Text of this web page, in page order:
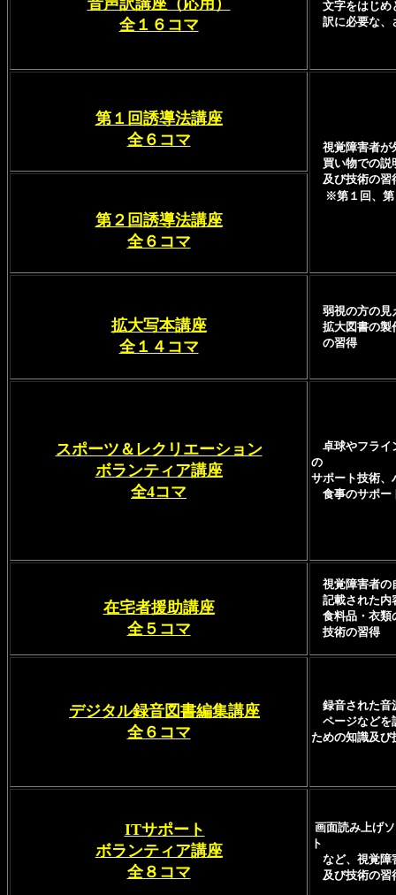
音声訳講座（応用）
全１６コマ
文字をはじめ
訳に必要な、
第１回誘導法講座
全６コマ
視覚障害者が
買い物での説
及び技術の習
※第１回、第
第２回誘導法講座
全６コマ
拡大写本講座
全１４コマ
弱視の方の見
拡大図書の製
の習得
スポーツ＆レクリエーション
ボランティア講座
全4コマ
卓球やフライ
の
サポート技術、
食事のサポー
在宅者援助講座
全５コマ
視覚障害者の
記載された内
食料品・衣類
技術の習得
デジタル録音図書編集講座
全６コマ
録音された音
ページなどを
ための知識及び
ITサポート
ボランティア講座
全８コマ
画面読み上げ
ト
など、視覚障
及び技術の習